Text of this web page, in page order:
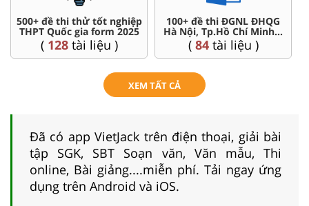
500+ đề thi thử tốt nghiệp
THPT Quốc gia form 2025
( 128tài liệu )
100+ đề thi ĐGNL ĐHQG
Hà Nội, Tp.Hồ Chí Minh...
( 84tài liệu )
XEM TẤT CẢ
Đã có app VietJack trên điện thoại, giải bài
tập SGK, SBT Soạn văn, Văn mẫu, Thi
online, Bài giảng....miễn phí. Tải ngay ứng
dụng trên Android và iOS.